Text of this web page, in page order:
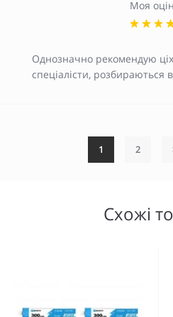
Моя
Однозначно рекомендую ціх
спеціалісти,
1 2
Схожі